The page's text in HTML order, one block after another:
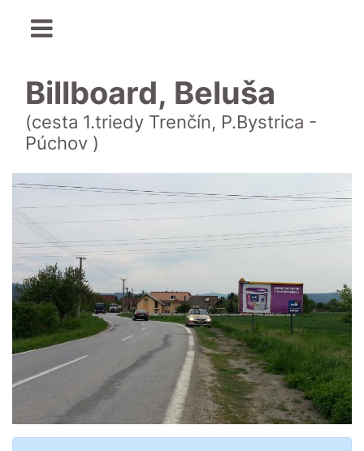
Billboard, Beluša
(cesta 1.triedy Trenčín, P.Bystrica -
Púchov )